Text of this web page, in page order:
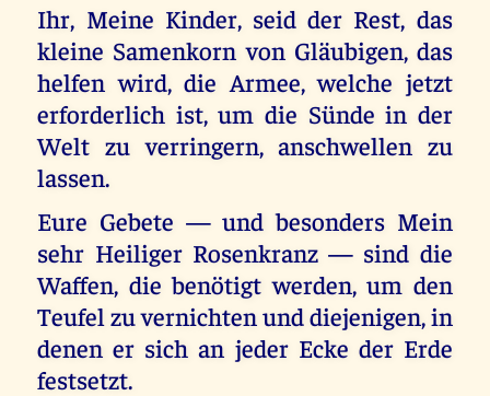
Ihr, Meine Kinder, seid der Rest, das
kleine Samenkorn von Gläubigen, das
helfen wird, die Armee, welche jetzt
erforderlich ist, um die Sünde in der
Welt zu verringern, anschwellen zu
lassen.
Eure Gebete — und besonders Mein
sehr Heiliger Rosenkranz — sind die
Waffen, die benötigt werden, um den
Teufel zu vernichten und diejenigen, in
denen er sich an jeder Ecke der Erde
festsetzt.